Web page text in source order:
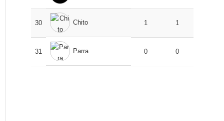
30 Chito 1 1
31 Parra 0 0